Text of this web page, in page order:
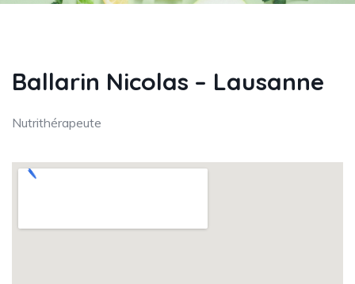
Ballarin Nicolas – Lausanne
Nutrithérapeute